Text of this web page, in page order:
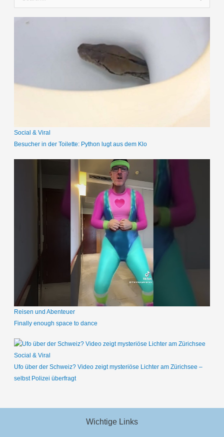
c
c
Social & Viral
Besucher in der Toilette: Python lugt aus dem Klo
Reisen und Abenteuer
Finally enough space to dance
Social & Viral
Ufo über der Schweiz? Video zeigt mysteriöse Lichter am Zürichsee –
selbst Polizei überfragt
Wichtige Links